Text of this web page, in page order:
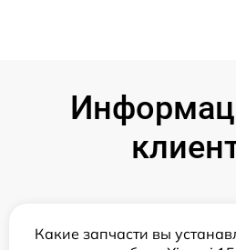
Какие запчасти вы